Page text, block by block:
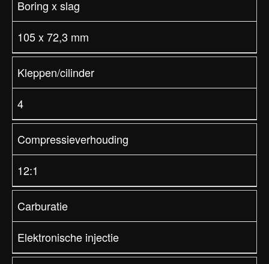
Boring x slag
105 x 72,3 mm
Kleppen/cilinder
4
Compressieverhouding
12:1
Carburatie
Elektronische injectie